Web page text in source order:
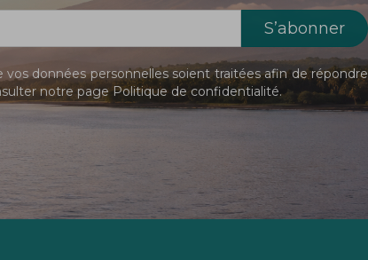
données personnelles soient traitées afin de répondre
notre pagePolitique de confidentialité.